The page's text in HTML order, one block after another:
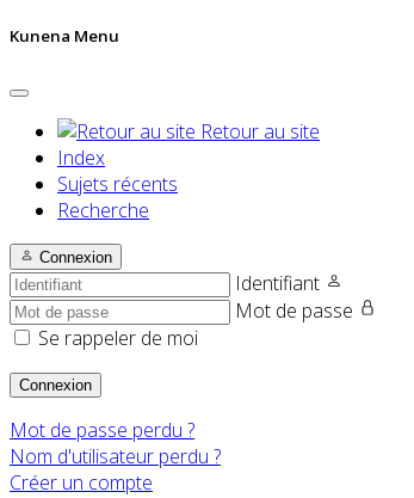
Kunena Menu
Retour au site
Index
Sujets récents
Recherche
Connexion
Identifiant
Mot de passe
Se rappeler de moi
Connexion
Mot de passe perdu ?
Nom d'utilisateur perdu ?
Créer un compte